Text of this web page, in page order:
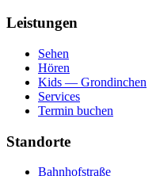
Leistungen
Sehen
Hören
Kids — Grondinchen
Services
Termin buchen
Standorte
Bahnhofstraße